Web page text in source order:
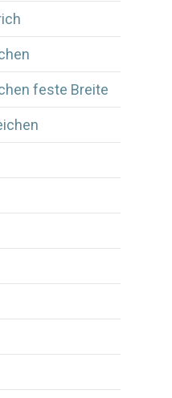
feste Breite